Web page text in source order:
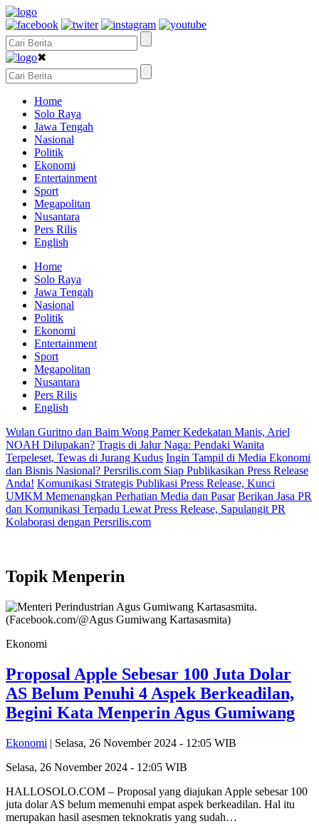
✖
Home
Solo Raya
Jawa Tengah
Nasional
Politik
Ekonomi
Entertainment
Sport
Megapolitan
Nusantara
Pers Rilis
English
Home
Solo Raya
Jawa Tengah
Nasional
Politik
Ekonomi
Entertainment
Sport
Megapolitan
Nusantara
Pers Rilis
English
Wulan Guritno dan Baim Wong Pamer Kedekatan Manis, Ariel
NOAH Dilupakan? Tragis di Jalur Naga: Pendaki Wanita
Terpeleset, Tewas di Jurang Kudus Ingin Tampil di Media Ekonomi
dan Bisnis Nasional? Persrilis.com Siap Publikasikan Press Release
Anda! Komunikasi Strategis Publikasi Press Release, Kunci
UMKM Memenangkan Perhatian Media dan Pasar Berikan Jasa PR
dan Komunikasi Terpadu Lewat Press Release, Sapulangit PR
Kolaborasi dengan Persrilis.com
Topik Menperin
Ekonomi
Proposal Apple Sebesar 100 Juta Dolar
AS Belum Penuhi 4 Aspek Berkeadilan,
Begini Kata Menperin Agus Gumiwang
Ekonomi | Selasa, 26 November 2024 - 12:05 WIB
Selasa, 26 November 2024 - 12:05 WIB
HALLOSOLO.COM – Proposal yang diajukan Apple sebesar 100
juta dolar AS belum memenuhi empat aspek berkeadilan. Hal itu
merupakan hasil asesmen teknokratis yang sudah…